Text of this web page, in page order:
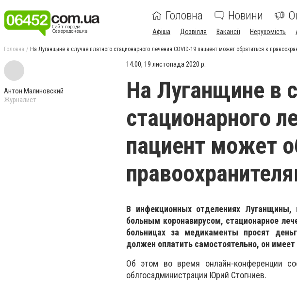
Головна Новини
Афіша Дозвілля Вакансії Нерухомість
Головна На Луганщине в случае платного стационарного лечения COVID-19 пациент может обратиться к
Антон Малиновский
Журналист
14:00, 19 листопада 2020 р.
На Луганщине в
стационарного
пациент может
В инфекционных отделениях
больным коронавирусом, стационарное
больницах за медикаменты просят
должен оплатить самостоятельно, он
Об этом во время онлайн-конференции
облгосадминистрации Юрий Стогниев.